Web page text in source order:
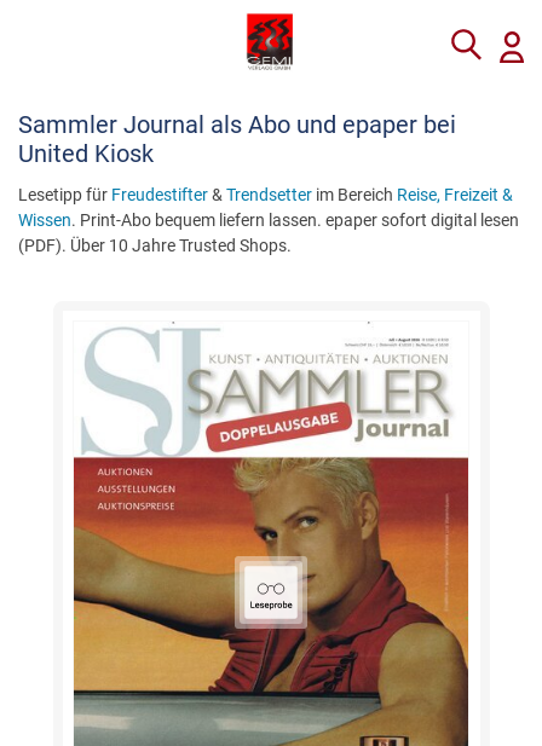
Sammler Journal als Abo und epaper bei
United Kiosk
Lesetipp für Freudestifter& Trendsetter im Bereich Reise, Freizeit &
Wissen. Print-Abo bequem liefern lassen. epaper sofort digital lesen
(PDF). Über 10 Jahre Trusted Shops.